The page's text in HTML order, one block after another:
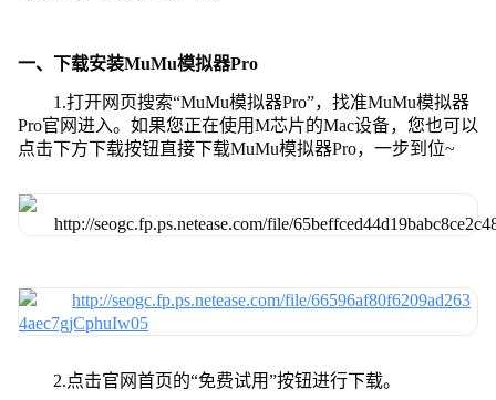
一、下载安装MuMu模拟器Pro
1.打开网页搜索“MuMu模拟器Pro”，找准MuMu模拟器
Pro官网进入。如果您正在使用M芯片的Mac设备，您也可以
点击下方下载按钮直接下载MuMu模拟器Pro，一步到位~
2.点击官网首页的“免费试用”按钮进行下载。